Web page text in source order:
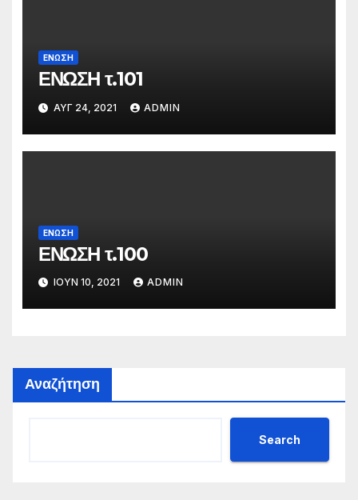
ΕΝΩΣΗ
ΕΝΩΣΗ τ.101
ΑΥΓ 24, 2021 ADMIN
ΕΝΩΣΗ
ΕΝΩΣΗ τ.100
ΙΟΎΝ 10, 2021 ADMIN
Αναζήτηση
Search